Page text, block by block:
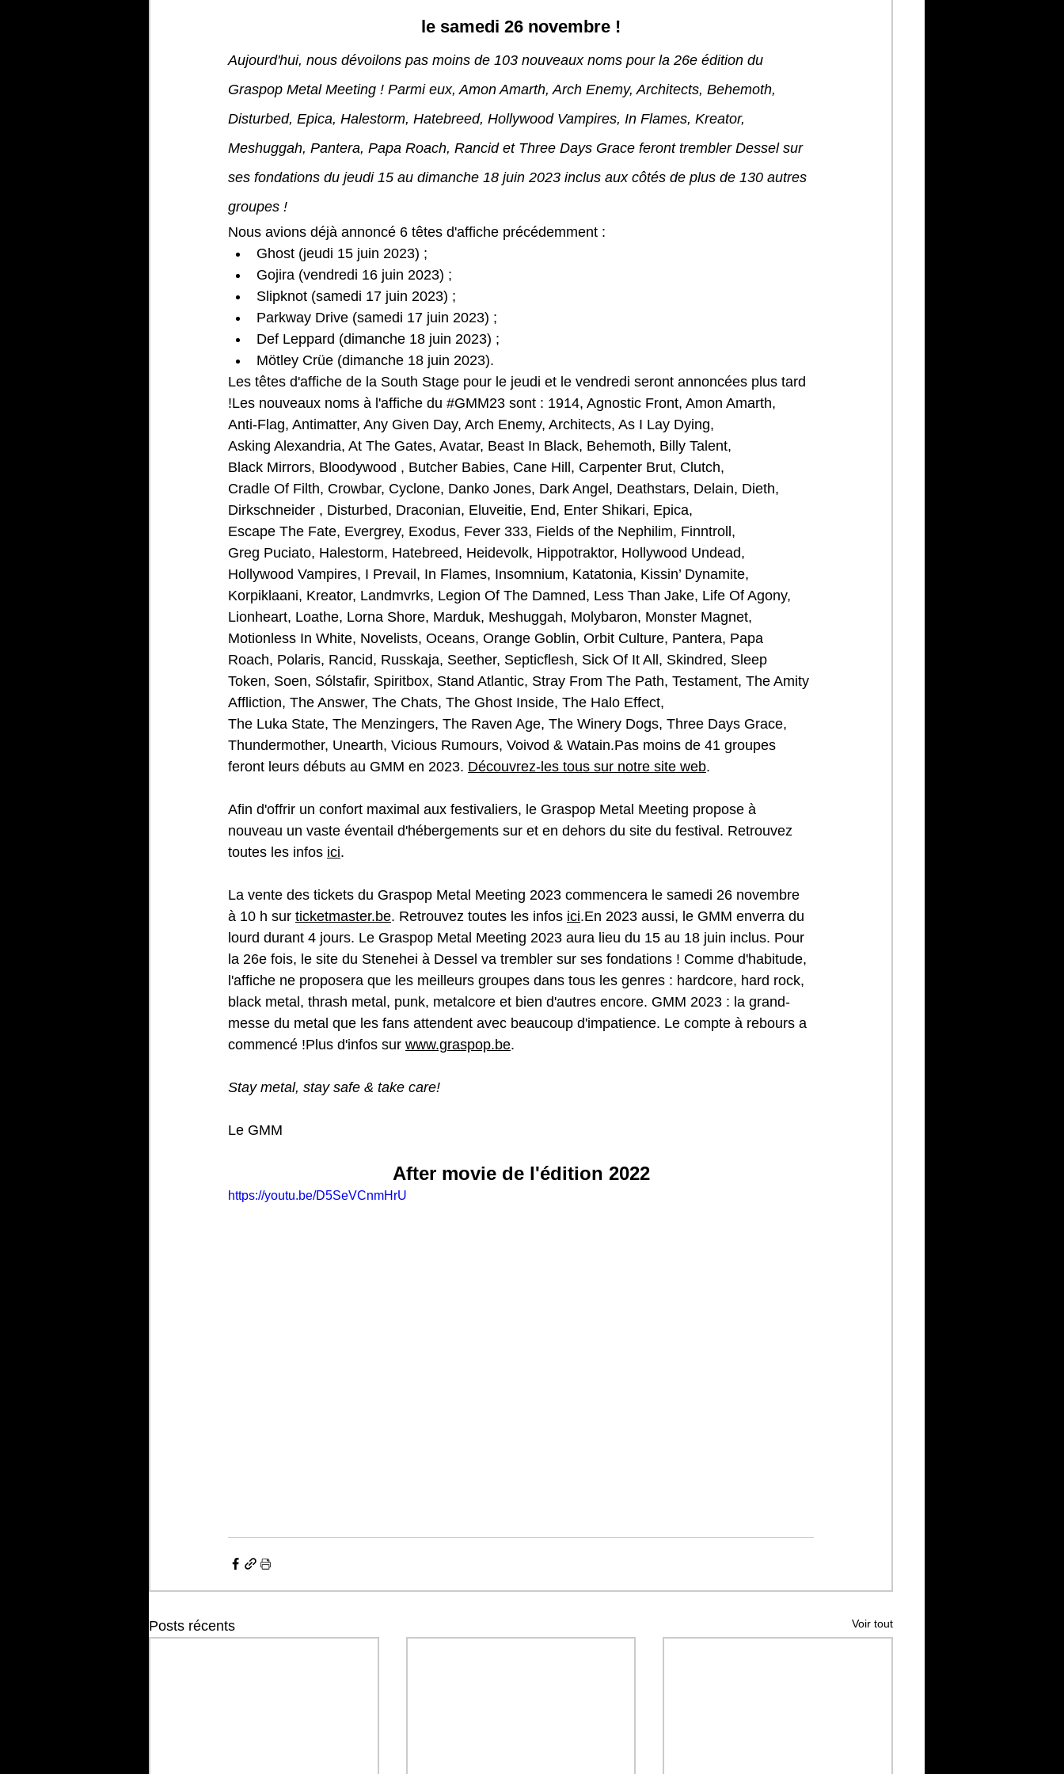
le samedi 26 novembre !
Aujourd'hui, nous dévoilons pas moins de 103 nouveaux noms pour la 26e édition du
Graspop Metal Meeting ! Parmi eux, Amon Amarth, Arch Enemy, Architects, Behemoth,
Disturbed, Epica, Halestorm, Hatebreed, Hollywood Vampires, In Flames, Kreator,
Meshuggah, Pantera, Papa Roach, Rancid et Three Days Grace feront trembler Dessel sur
ses fondations du jeudi 15 au dimanche 18 juin 2023 inclus aux côtés de plus de 130 autres
groupes !
Nous avions déjà annoncé 6 têtes d'affiche précédemment :
Ghost (jeudi 15 juin 2023) ;
Gojira (vendredi 16 juin 2023) ;
Slipknot (samedi 17 juin 2023) ;
Parkway Drive (samedi 17 juin 2023) ;
Def Leppard (dimanche 18 juin 2023) ;
Mötley Crüe (dimanche 18 juin 2023).
Les têtes d'affiche de la South Stage pour le jeudi et le vendredi seront annoncées plus tard
!Les nouveaux noms à l'affiche du #GMM23 sont : 1914, Agnostic Front, Amon Amarth,
Anti-Flag, Antimatter, Any Given Day, Arch Enemy, Architects, As I Lay Dying,
Asking Alexandria, At The Gates, Avatar, Beast In Black, Behemoth, Billy Talent,
Black Mirrors, Bloodywood , Butcher Babies, Cane Hill, Carpenter Brut, Clutch,
Cradle Of Filth, Crowbar, Cyclone, Danko Jones, Dark Angel, Deathstars, Delain, Dieth,
Dirkschneider , Disturbed, Draconian, Eluveitie, End, Enter Shikari, Epica,
Escape The Fate, Evergrey, Exodus, Fever 333, Fields of the Nephilim, Finntroll,
Greg Puciato, Halestorm, Hatebreed, Heidevolk, Hippotraktor, Hollywood Undead,
Hollywood Vampires, I Prevail, In Flames, Insomnium, Katatonia, Kissin’ Dynamite,
Korpiklaani, Kreator, Landmvrks, Legion Of The Damned, Less Than Jake, Life Of Agony,
Lionheart, Loathe, Lorna Shore, Marduk, Meshuggah, Molybaron, Monster Magnet,
Motionless In White, Novelists, Oceans, Orange Goblin, Orbit Culture, Pantera, Papa
Roach, Polaris, Rancid, Russkaja, Seether, Septicflesh, Sick Of It All, Skindred, Sleep
Token, Soen, Sólstafir, Spiritbox, Stand Atlantic, Stray From The Path, Testament, The Amity
Affliction, The Answer, The Chats, The Ghost Inside, The Halo Effect,
The Luka State, The Menzingers, The Raven Age, The Winery Dogs, Three Days Grace,
Thundermother, Unearth, Vicious Rumours, Voivod & Watain.Pas moins de 41 groupes
feront leurs débuts au GMM en 2023. Découvrez-les tous sur notre site web.
Afin d'offrir un confort maximal aux festivaliers, le Graspop Metal Meeting propose à
nouveau un vaste éventail d'hébergements sur et en dehors du site du festival. Retrouvez
toutes les infos ici.
La vente des tickets du Graspop Metal Meeting 2023 commencera le samedi 26 novembre
à 10 h sur ticketmaster.be. Retrouvez toutes les infos ici.En 2023 aussi, le GMM enverra du
lourd durant 4 jours. Le Graspop Metal Meeting 2023 aura lieu du 15 au 18 juin inclus. Pour
la 26e fois, le site du Stenehei à Dessel va trembler sur ses fondations ! Comme d'habitude,
l'affiche ne proposera que les meilleurs groupes dans tous les genres : hardcore, hard rock,
black metal, thrash metal, punk, metalcore et bien d'autres encore. GMM 2023 : la grand-
messe du metal que les fans attendent avec beaucoup d'impatience. Le compte à rebours a
commencé !Plus d'infos sur www.graspop.be.
Stay metal, stay safe & take care!
Le GMM
After movie de l'édition 2022
https://youtu.be/D5SeVCnmHrU
Posts récents Voir tout